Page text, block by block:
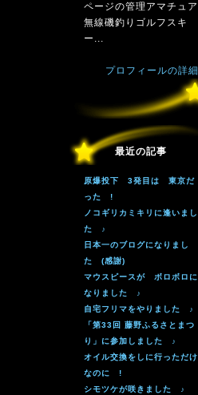
ページの管理アマチュア
無線磯釣りゴルフスキ
ー...
プロフィールの詳細
最近の記事
原爆投下 3発目は 東京だ
った !
ノコギリカミキリに逢いまし
た ♪
日本一のブログになりまし
た (感謝)
マウスピースが ボロボロに
なりました ♪
自宅フリマをやりました ♪
「第33回 藤野ふるさとまつ
り」に参加しました ♪
オイル交換をしに行っただけ
なのに !
シモツケが咲きました ♪